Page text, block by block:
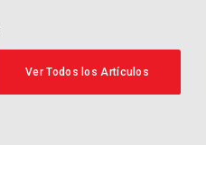
Ver Todos los Artículos